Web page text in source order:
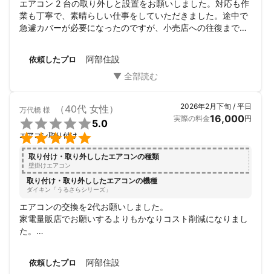
エアコン 2 台の取り外しと設置をお願いしました。対応も作
業も丁寧で、素晴らしい仕事をしていただきました。途中で
急遽カバーが必要になったのですが、小売店への往復まで含
いました！
依頼したプロ 阿部住設
万代橋 様 （40代 女性）


5.0
エアコン取り付け
2026年2月下旬 / 平日
実際の料金16,000円
取り付け・取り外ししたエアコンの種類
壁掛けエアコン
取り付け・取り外ししたエアコンの機種
ダイキン「うるさらシリーズ」
エアコンの交換を2代お願いしました。
家電量販店でお願いするよりもかなりコスト削減になりまし
た。
また機会がありましたら是非お願いしたいです。
依頼したプロ 阿部住設